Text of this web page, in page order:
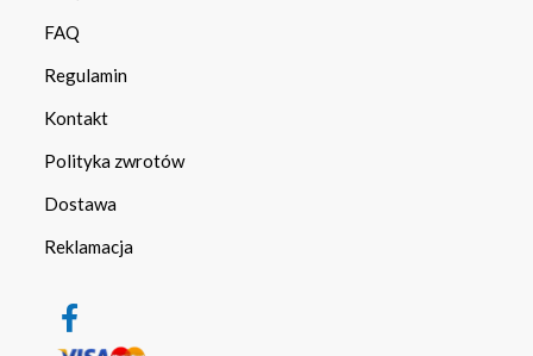
FAQ
Regulamin
Kontakt
Polityka zwrotów
Dostawa
Reklamacja